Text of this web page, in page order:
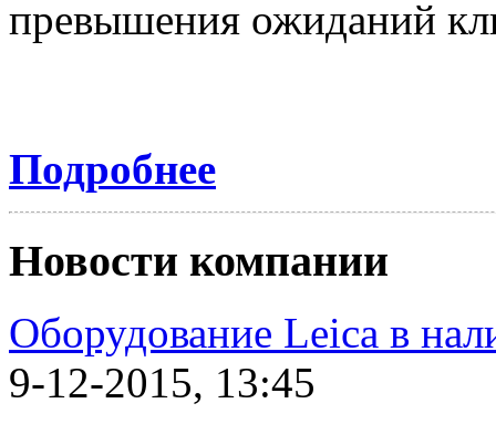
превышения ожиданий
Подробнее
Новости компании
Оборудование Leica в
9-12-2015, 13:45